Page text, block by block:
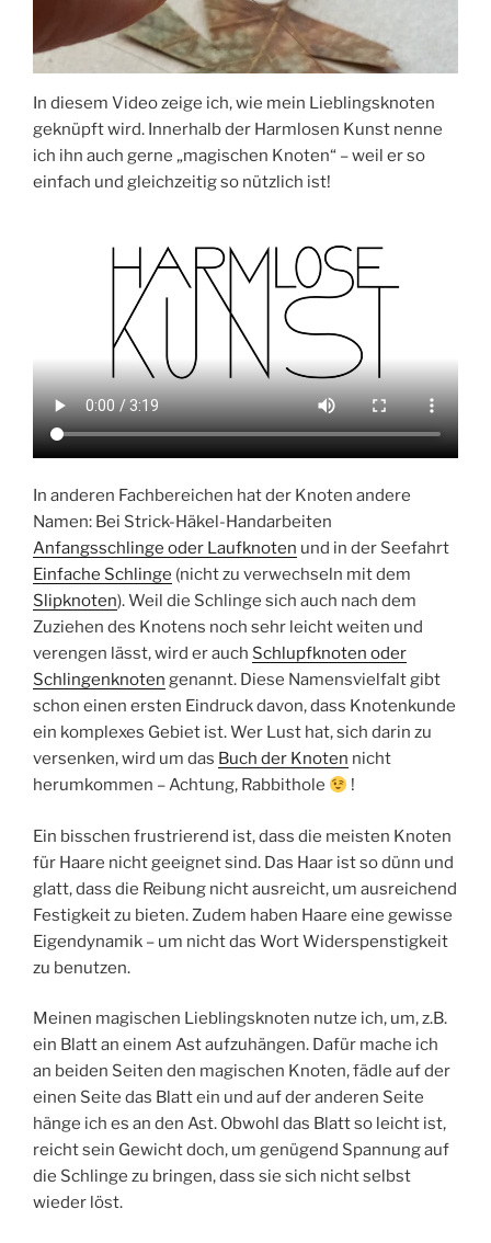
In diesem Video zeige ich, wie mein Lieblingsknoten
geknüpft wird. Innerhalb der Harmlosen Kunst nenne
ich ihn auch gerne „magischen Knoten“ – weil er so
einfach und gleichzeitig so nützlich ist!
In anderen Fachbereichen hat der Knoten andere
Namen: Bei Strick-Häkel-Handarbeiten
Anfangsschlinge oder Laufknoten und in der Seefahrt
Einfache Schlinge (nicht zu verwechseln mit dem
Slipknoten). Weil die Schlinge sich auch nach dem
Zuziehen des Knotens noch sehr leicht weiten und
verengen lässt, wird er auch Schlupfknoten oder
Schlingenknoten genannt. Diese Namensvielfalt gibt
schon einen ersten Eindruck davon, dass Knotenkunde
ein komplexes Gebiet ist. Wer Lust hat, sich darin zu
versenken, wird um das Buch der Knoten nicht
herumkommen – Achtung, Rabbithole
!
Ein bisschen frustrierend ist, dass die meisten Knoten
für Haare nicht geeignet sind. Das Haar ist so dünn und
glatt, dass die Reibung nicht ausreicht, um ausreichend
Festigkeit zu bieten. Zudem haben Haare eine gewisse
Eigendynamik – um nicht das Wort Widerspenstigkeit
zu benutzen.
Meinen magischen Lieblingsknoten nutze ich, um, z.B.
ein Blatt an einem Ast aufzuhängen. Dafür mache ich
an beiden Seiten den magischen Knoten, fädle auf der
einen Seite das Blatt ein und auf der anderen Seite
hänge ich es an den Ast. Obwohl das Blatt so leicht ist,
reicht sein Gewicht doch, um genügend Spannung auf
die Schlinge zu bringen, dass sie sich nicht selbst
wieder löst.